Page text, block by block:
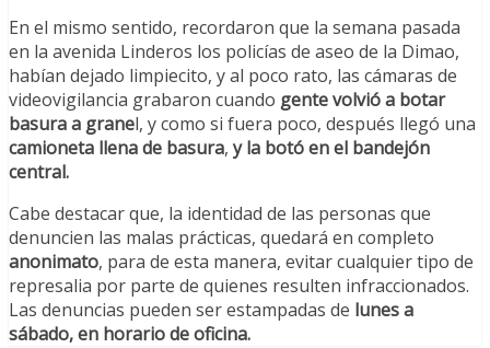
En el mismo sentido, recordaron que la semana pasada
en la avenida Linderos los policías de aseo de la Dimao,
habían dejado limpiecito, y al poco rato, las cámaras de
videovigilancia grabaron cuando gente volvió a botar
basura a granel, y como si fuera poco, después llegó una
camioneta llena de basura, y la botó en el bandejón
central.
Cabe destacar que, la identidad de las personas que
denuncien las malas prácticas, quedará en completo
anonimato, para de esta manera, evitar cualquier tipo de
represalia por parte de quienes resulten infraccionados.
Las denuncias pueden ser estampadas de lunes a
sábado, en horario de oficina.